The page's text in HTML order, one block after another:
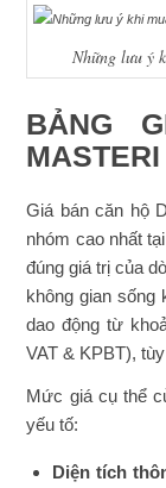
Những lưu ý
BẢNG
Giá bán căn hộ
nhóm cao nhất
đúng giá trị của
không gian sống
dao động từ
VAT & KPBT),
Mức giá cụ thể
yếu tố:
Diện tích